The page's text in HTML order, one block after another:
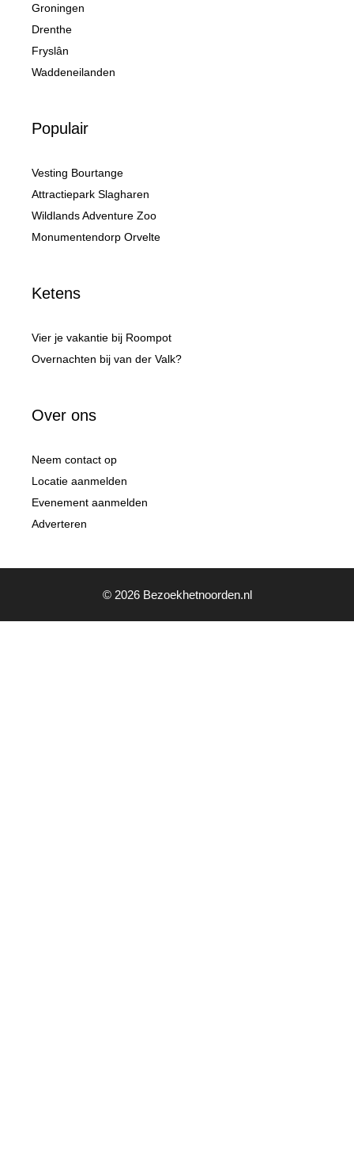
Groningen
Drenthe
Fryslân
Waddeneilanden
Populair
Vesting Bourtange
Attractiepark Slagharen
Wildlands Adventure Zoo
Monumentendorp Orvelte
Ketens
Vier je vakantie bij Roompot
Overnachten bij van der Valk?
Over ons
Neem contact op
Locatie aanmelden
Evenement aanmelden
Adverteren
© 2026 Bezoekhetnoorden.nl